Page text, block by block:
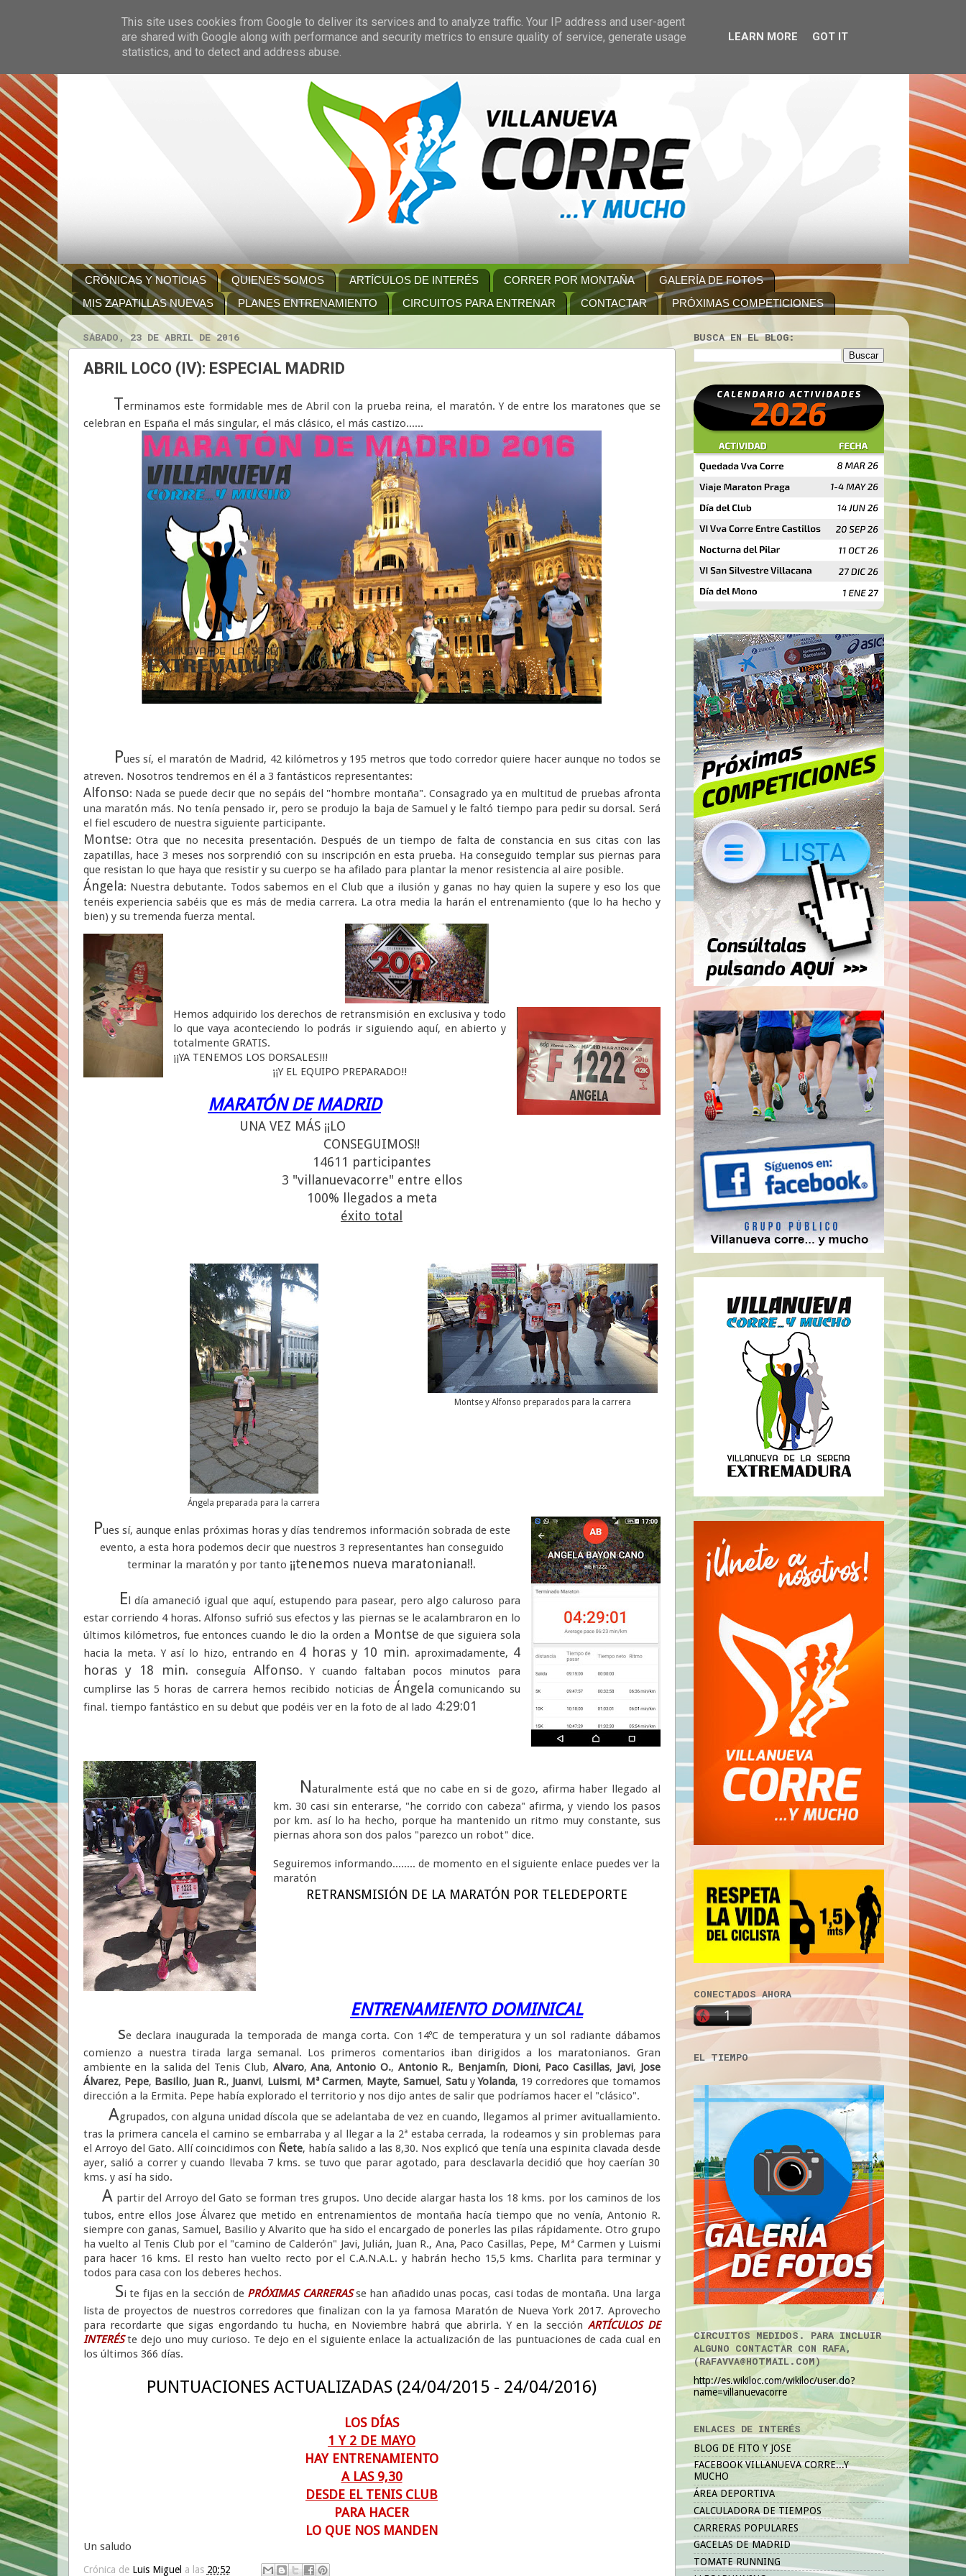
CRÓNICAS Y NOTICIAS QUIENES SOMOS ARTÍCULOS DE INTERÉS CORRER POR MONTAÑA
GALERÍA DE FOTOS
MIS ZAPATILLAS NUEVAS
PLANES ENTRENAMIENTO CIRCUITOS PARA ENTRENAR CONTACTAR PRÓXIMAS COMPETICIONES
SÁBADO, 23 DE ABRIL DE 2016
ABRIL LOCO (IV): ESPECIAL MADRID
Terminamos este formidable mes de Abril con la prueba reina, el maratón. Y de entre los maratones que se
celebran en España el más singular, el más clásico, el más castizo......
Pues sí, el maratón de Madrid, 42 kilómetros y 195 metros que todo corredor quiere hacer aunque no todos se
atreven. Nosotros tendremos en él a 3 fantásticos representantes:
Alfonso: Nada se puede decir que no sepáis del "hombre montaña". Consagrado ya en multitud de pruebas afronta
una maratón más. No tenía pensado ir, pero se produjo la baja de Samuel y le faltó tiempo para pedir su dorsal. Será
el fiel escudero de nuestra siguiente participante.
Montse: Otra que no necesita presentación. Después de un tiempo de falta de constancia en sus citas con las
zapatillas, hace 3 meses nos sorprendió con su inscripción en esta prueba. Ha conseguido templar sus piernas para
que resistan lo que haya que resistir y su cuerpo se ha afilado para plantar la menor resistencia al aire posible.
Ángela: Nuestra debutante. Todos sabemos en el Club que a ilusión y ganas no hay quien la supere y eso los que
tenéis experiencia sabéis que es más de media carrera. La otra media la harán el entrenamiento (que lo ha hecho y
bien) y su tremenda fuerza mental.
Hemos adquirido los derechos de retransmisión en exclusiva y todo
lo que vaya aconteciendo lo podrás ir siguiendo aquí, en abierto y
totalmente GRATIS.
¡¡YA TENEMOS LOS DORSALES!!!
¡¡Y EL EQUIPO PREPARADO!!
MARATÓN DE MADRID
UNA VEZ MÁS ¡¡LO
CONSEGUIMOS!!
14611 participantes
3 "villanuevacorre" entre ellos
100% llegados a meta
éxito total
Montse y Alfonso preparados para la carrera
Ángela preparada para la carrera
Pues sí, aunque enlas próximas horas y días tendremos información sobrada de este
evento, a esta hora podemos decir que nuestros 3 representantes han conseguido
terminar la maratón y por tanto ¡¡tenemos nueva maratoniana!!.
El día amaneció igual que aquí, estupendo para pasear, pero algo caluroso para
estar corriendo 4 horas. Alfonso sufrió sus efectos y las piernas se le acalambraron en lo
últimos kilómetros, fue entonces cuando le dio la orden a Montse de que siguiera sola
hacia la meta. Y así lo hizo, entrando en 4 horas y 10 min. aproximadamente, 4
horas y 18 min.conseguía Alfonso. Y cuando faltaban pocos minutos para
cumplirse las 5 horas de carrera hemos recibido noticias deÁngela comunicando su
final. tiempo fantástico en su debut que podéis ver en la foto de al lado 4:29:01
Naturalmente está que no cabe en si de gozo, afirma haber llegado al
km. 30 casi sin enterarse, "he corrido con cabeza" afirma, y viendo los pasos
por km. así lo ha hecho, porque ha mantenido un ritmo muy constante, sus
piernas ahora son dos palos "parezco un robot" dice.
Seguiremos informando........ de momento en el siguiente enlace puedes ver la
maratón
RETRANSMISIÓN DE LA MARATÓN POR TELEDEPORTE
ENTRENAMIENTO DOMINICAL
se declara inaugurada la temporada de manga corta. Con 14ºC de temperatura y un sol radiante dábamos
comienzo a nuestra tirada larga semanal. Los primeros comentarios iban dirigidos a los maratonianos. Gran
ambiente en la salida del Tenis Club, Alvaro,Ana,Antonio O., Antonio R., Benjamín, Dioni, Paco Casillas, Javi, Jose
Álvarez, Pepe, Basilio, Juan R., Juanvi, Luismi, Mª Carmen, Mayte,Samuel, Satu yYolanda, 19 corredores que tomamos
dirección a la Ermita. Pepe había explorado el territorio y nos dijo antes de salir que podríamos hacer el "clásico".
Agrupados, con alguna unidad díscola que se adelantaba de vez en cuando, llegamos al primer avituallamiento.
tras la primera cancela el camino se embarraba y al llegar a la 2ª estaba cerrada, la rodeamos y sin problemas para
el Arroyo del Gato. Allí coincidimos con Ñete, había salido a las 8,30. Nos explicó que tenía una espinita clavada desde
ayer, salió a correr y cuando llevaba 7 kms. se tuvo que parar agotado, para desclavarla decidió que hoy caerían 30
kms. y así ha sido.
A partir del Arroyo del Gato se forman tres grupos. Uno decide alargar hasta los 18 kms. por los caminos de los
tubos, entre ellos Jose Álvarez que metido en entrenamientos de montaña hacía tiempo que no venía, Antonio R.
siempre con ganas, Samuel, Basilio y Alvarito que ha sido el encargado de ponerles las pilas rápidamente. Otro grupo
ha vuelto al Tenis Club por el "camino de Calderón" Javi, Julián, Juan R., Ana, Paco Casillas, Pepe, Mª Carmen y Luismi
para hacer 16 kms. El resto han vuelto recto por el C.A.N.A.L. y habrán hecho 15,5 kms. Charlita para terminar y
todos para casa con los deberes hechos.
Si te fijas en la sección de PRÓXIMAS CARRERASse han añadido unas pocas, casi todas de montaña. Una larga
lista de proyectos de nuestros corredores que finalizan con la ya famosa Maratón de Nueva York 2017. Aprovecho
para recordarte que sigas engordando tu hucha, en Noviembre habrá que abrirla. Y en la sección ARTÍCULOS DE
INTERÉSte dejo uno muy curioso. Te dejo en el siguiente enlace la actualización de las puntuaciones de cada cual en
los últimos 366 días.
PUNTUACIONES ACTUALIZADAS (24/04/2015 - 24/04/2016)
LOS DÍAS
1 Y 2 DE MAYO
HAY ENTRENAMIENTO
A LAS 9,30
DESDE EL TENIS CLUB
PARA HACER
LO QUE NOS MANDEN
Un saludo
Crónica de Luis Miguel a las 20:52
BUSCA EN EL BLOG:
CONECTADOS AHORA
EL TIEMPO
CIRCUITOS MEDIDOS. PARA INCLUIR
ALGUNO CONTACTAR CON RAFA,
(RAFAVVA@HOTMAIL.COM)
http://es.wikiloc.com/wikiloc/user.do?
name=villanuevacorre
ENLACES DE INTERÉS
BLOG DE FITO Y JOSE
FACEBOOK VILLANUEVA CORRE...Y
MUCHO
ÁREA DEPORTIVA
CALCULADORA DE TIEMPOS
CARRERAS POPULARES
GACELAS DE MADRID
TOMATE RUNNING
This site uses cookies from Google to deliver its services and to analyze traffic. Your IP address and user-agent
are shared with Google along with performance and security metrics to ensure quality of service, generate usage
statistics, and to detect and address abuse.
LEARN MORE GOT IT